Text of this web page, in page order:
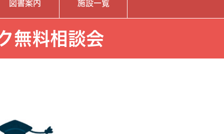
図書案内 施設一覧
無料相談会